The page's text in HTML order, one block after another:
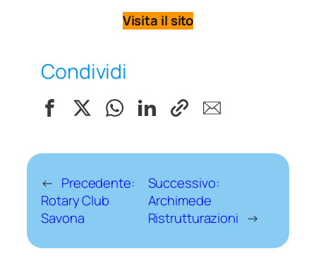
Visita il sito
Condividi
← Precedente:
Rotary Club
Savona
Successivo:
Archimede
Ristrutturazioni →